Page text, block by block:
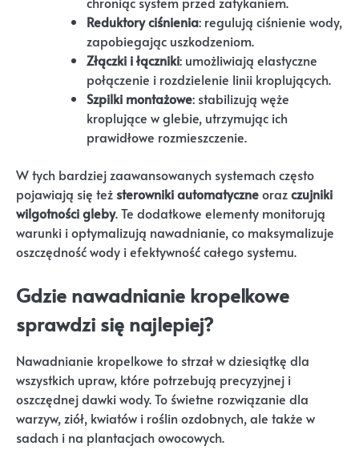
Reduktory ciśnienia: regulują ciśnienie wody,
zapobiegając uszkodzeniom.
Złączki i łączniki: umożliwiają elastyczne
połączenie i rozdzielenie linii kroplujących.
Szpilki montażowe: stabilizują węże
kroplujące w glebie, utrzymując ich
prawidłowe rozmieszczenie.
W tych bardziej zaawansowanych systemach często
pojawiają się też sterowniki automatyczneorazczujniki
wilgotności gleby. Te dodatkowe elementy monitorują
warunki i optymalizują nawadnianie, co maksymalizuje
oszczędność wody i efektywność całego systemu.
Gdzie nawadnianie kropelkowe
sprawdzi się najlepiej?
Nawadnianie kropelkowe to strzał w dziesiątkę dla
wszystkich upraw, które potrzebują precyzyjnej i
oszczędnej dawki wody. To świetne rozwiązanie dla
warzyw, ziół, kwiatów i roślin ozdobnych, ale także w
sadach i na plantacjach owocowych.